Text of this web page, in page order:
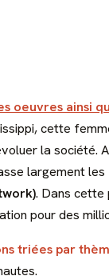
oeuvres ainsi
cette
la
largement
. Dans cette
pour des
triées par